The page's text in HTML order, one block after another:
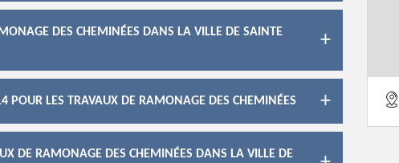
DES CHEMINÉES DANS LA VILLE DE SAINTE
POUR LES TRAVAUX DE RAMONAGE DES CHEMINÉES
DE RAMONAGE DES CHEMINÉES DANS LA VILLE DE